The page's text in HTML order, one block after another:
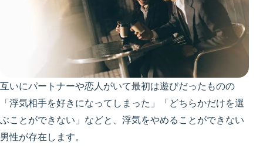
互いにパートナーや恋人がいて最初は遊びだったものの
「浮気相手を好きになってしまった」「どちらかだけを選
ぶことができない」などと、浮気をやめることができない
男性が存在します。